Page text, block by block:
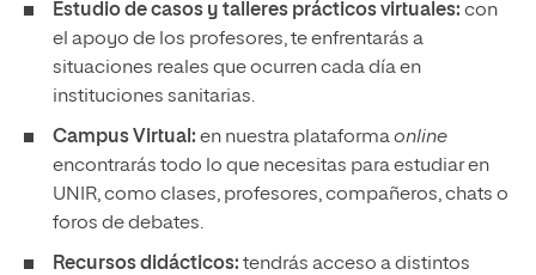
Estudio de casos y talleres prácticos virtuales: con
el apoyo de los profesores, te enfrentarás a
situaciones reales que ocurren cada día en
instituciones sanitarias.
Campus Virtual: en nuestra plataformaonline
encontrarás todo lo que necesitas para estudiar en
UNIR, como clases, profesores, compañeros, chats o
foros de debates.
Recursos didácticos: tendrás acceso a distintos